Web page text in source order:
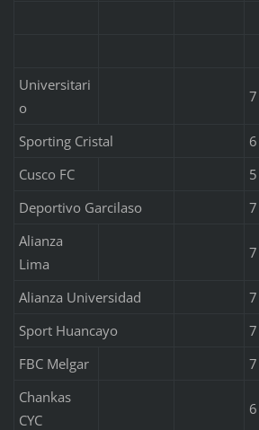
Universitari
o
7
Sporting Cristal 6
Cusco FC
5
Deportivo Garcilaso
7
Alianza
Lima
7
Alianza Universidad 7
Sport Huancayo
7
FBC Melgar
7
Chankas
CYC
6